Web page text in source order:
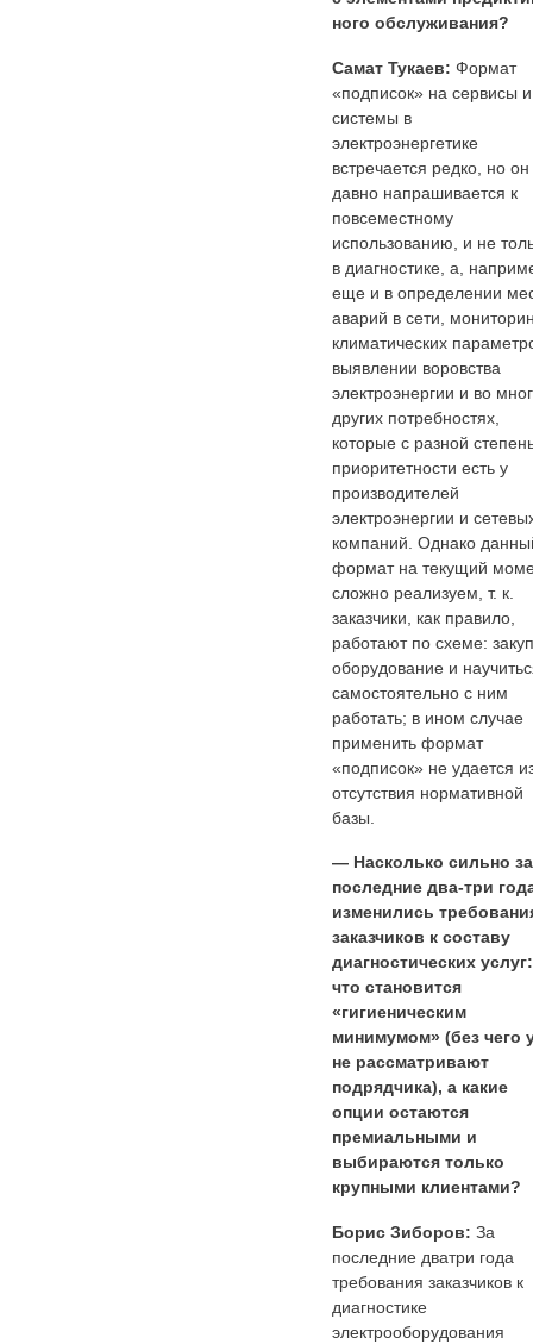
ного обслуживания?
Самат Тукаев: Формат
«подписок» на сервисы и
системы в
электроэнергетике
встречается редко, но он
давно напрашивается к
повсеместному
использованию, и не
в диагностике, а,
еще и в определении
аварий в сети,
климатических
выявлении воровства
электроэнергии и во
других потребностях,
которые с разной
приоритетности есть у
производителей
электроэнергии и
компаний. Однако
формат на текущий
сложно реализуем, т. к.
заказчики, как правило,
работают по схеме:
оборудование и
самостоятельно с ним
работать; в ином случае
применить формат
«подписок» не удается
отсутствия нормативной
базы.
— Насколько сильно за
последние два-три
изменились
заказчиков к составу
диагностических услуг:
что становится
«гигиеническим
минимумом» (без чего
не рассматривают
подрядчика), а какие
опции остаются
премиальными и
выбираются только
крупными клиентами?
Борис Зиборов: За
последние дватри года
требования заказчиков к
диагностике
электрооборудования